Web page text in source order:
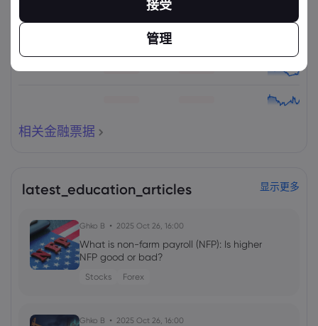
相关金融票据
latest_education_articles 显示更多
Ghko B 2025 Oct 26, 16:00
What is non-farm payroll (NFP): Is higher
NFP good or bad?
Stocks Forex
Ghko B 2025 Oct 26, 16:00
接受
管理